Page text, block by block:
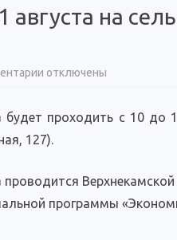
на
к
21
августа
на
сельскохозяйственную
Березниках!
отключены
будет проходить с 10 до
127).
проводится
программы